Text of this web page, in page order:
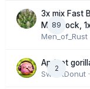
89
3x mix Fast
Moonrock,
Men_of_Rust
2
Apricot
SweetDonut